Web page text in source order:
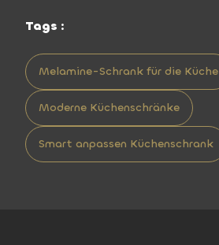
Tags :
Melamine-Schrank für die Küche
Moderne Küchenschränke
Smart anpassen Küchenschrank